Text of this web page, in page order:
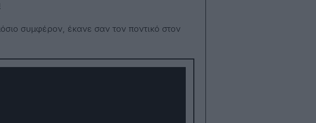
συμφέρον, έκανε σαν τον ποντικό στον